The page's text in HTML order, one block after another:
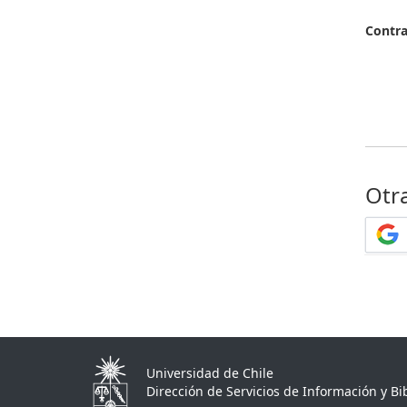
Universidad de Chile
Dirección de Servicios de Información y